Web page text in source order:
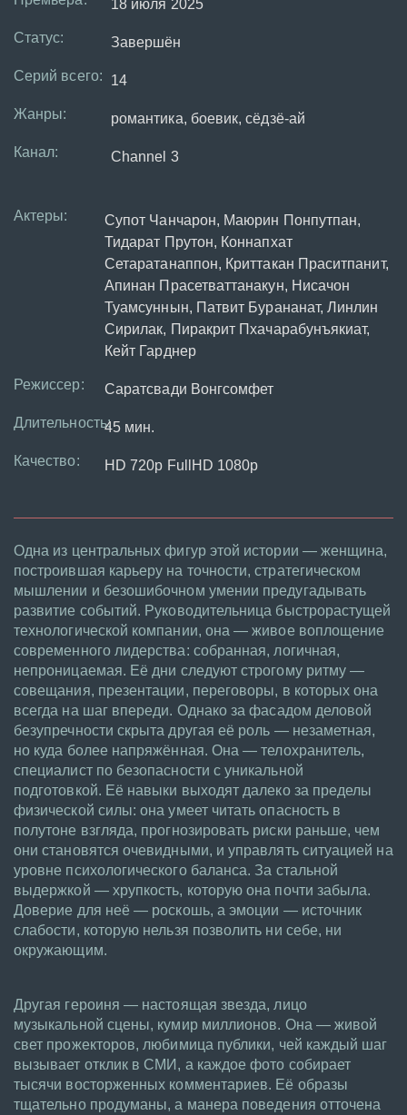
18 июля 2025
Статус: Завершён
Серий всего: 14
Жанры: романтика, боевик, сёдзё-ай
Канал: Channel 3
Актеры:
Супот Чанчарон, Маюрин Понпутпан,
Тидарат Прутон, Коннапхат
Сетаратанаппон, Криттакан Праситпанит,
Апинан Прасетваттанакун, Нисачон
Туамсуннын, Патвит Бурананат, Линлин
Сирилак, Пиракрит Пхачарабунъякиат,
Кейт Гарднер
Режиссер: Саратсвади Вонгсомфет
Длительность:45 мин.
Качество: HD 720p FullHD 1080p
Одна из центральных фигур этой истории — женщина,
построившая карьеру на точности, стратегическом
мышлении и безошибочном умении предугадывать
развитие событий. Руководительница быстрорастущей
технологической компании, она — живое воплощение
современного лидерства: собранная, логичная,
непроницаемая. Её дни следуют строгому ритму —
совещания, презентации, переговоры, в которых она
всегда на шаг впереди. Однако за фасадом деловой
безупречности скрыта другая её роль — незаметная,
но куда более напряжённая. Она — телохранитель,
специалист по безопасности с уникальной
подготовкой. Её навыки выходят далеко за пределы
физической силы: она умеет читать опасность в
полутоне взгляда, прогнозировать риски раньше, чем
они становятся очевидными, и управлять ситуацией на
уровне психологического баланса. За стальной
выдержкой — хрупкость, которую она почти забыла.
Доверие для неё — роскошь, а эмоции — источник
слабости, которую нельзя позволить ни себе, ни
окружающим.
Другая героиня — настоящая звезда, лицо
музыкальной сцены, кумир миллионов. Она — живой
свет прожекторов, любимица публики, чей каждый шаг
вызывает отклик в СМИ, а каждое фото собирает
тысячи восторженных комментариев. Её образы
тщательно продуманы, а манера поведения отточена